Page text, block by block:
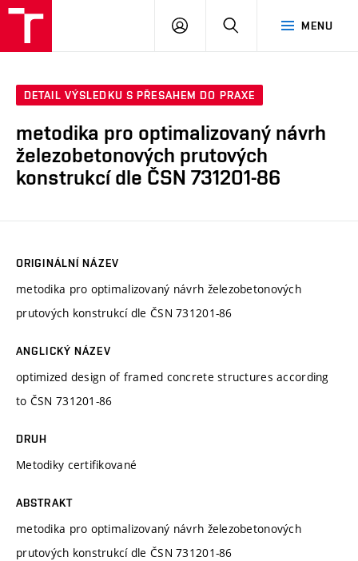
MENU
PŘIHLÁSIT
DETAIL VÝSLEDKU S PŘESAHEM DO PRAXE
metodika pro optimalizovaný návrh
železobetonových prutových
konstrukcí dle ČSN 731201-86
ORIGINÁLNÍ NÁZEV
metodika pro optimalizovaný návrh železobetonových
prutových konstrukcí dle ČSN 731201-86
ANGLICKÝ NÁZEV
optimized design of framed concrete structures according
to ČSN 731201-86
DRUH
Metodiky certifikované
ABSTRAKT
metodika pro optimalizovaný návrh železobetonových
prutových konstrukcí dle ČSN 731201-86